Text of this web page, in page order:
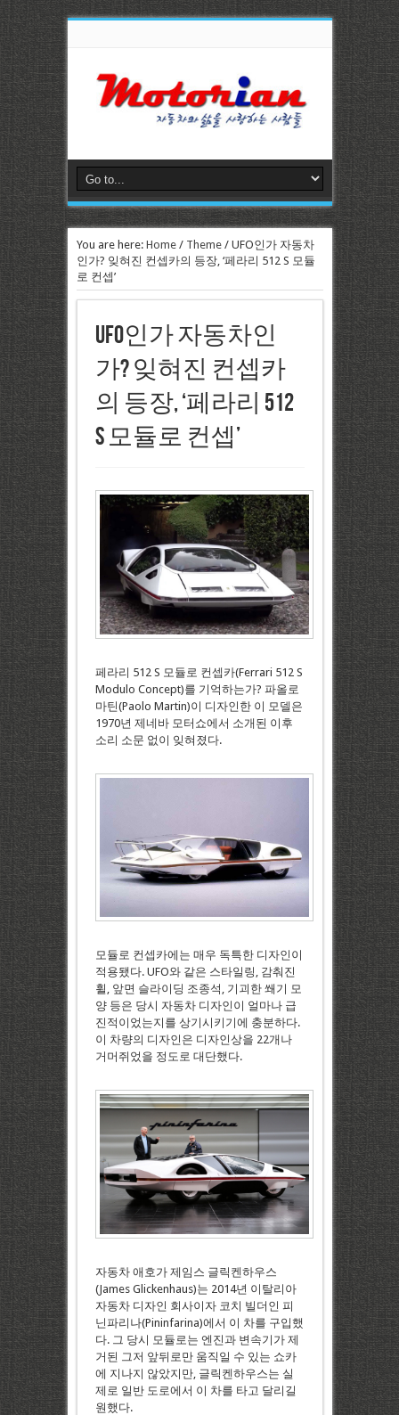
You are here: Home/ Theme/ UFO인가 자동차
인가? 잊혀진 컨셉카의 등장, ‘페라리 512 S 모듈
로 컨셉’
UFO인가 자동차인
가? 잊혀진 컨셉카
의 등장, ‘페라리 512
S 모듈로 컨셉’
페라리 512 S 모듈로 컨셉카(Ferrari 512 S
Modulo Concept)를 기억하는가? 파올로
마틴(Paolo Martin)이 디자인한 이 모델은
1970년 제네바 모터쇼에서 소개된 이후
소리 소문 없이 잊혀졌다.
모듈로 컨셉카에는 매우 독특한 디자인이
적용됐다. UFO와 같은 스타일링, 감춰진
휠, 앞면 슬라이딩 조종석, 기괴한 쐐기 모
양 등은 당시 자동차 디자인이 얼마나 급
진적이었는지를 상기시키기에 충분하다.
이 차량의 디자인은 디자인상을 22개나
거머쥐었을 정도로 대단했다.
자동차 애호가 제임스 글릭켄하우스
(James Glickenhaus)는 2014년 이탈리아
자동차 디자인 회사이자 코치 빌더인 피
닌파리나(Pininfarina)에서 이 차를 구입했
다. 그 당시 모듈로는 엔진과 변속기가 제
거된 그저 앞뒤로만 움직일 수 있는 쇼카
에 지나지 않았지만, 글릭켄하우스는 실
제로 일반 도로에서 이 차를 타고 달리길
원했다.